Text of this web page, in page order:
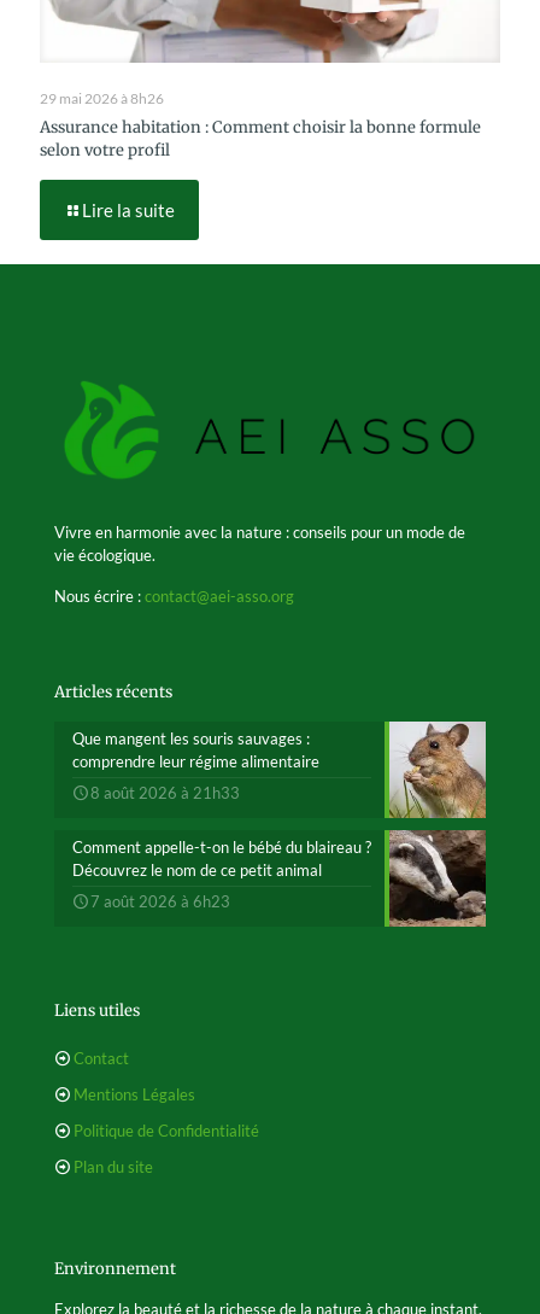
29 mai 2026 à 8h26
Assurance habitation : Comment choisir la bonne formule
selon votre profil
Lire la suite
Vivre en harmonie avec la nature : conseils pour un mode de
vie écologique.
Nous écrire :contact@aei-asso.org
Articles récents
Que mangent les souris sauvages :
comprendre leur régime alimentaire
8 août 2026 à 21h33
Comment appelle-t-on le bébé du blaireau ?
Découvrez le nom de ce petit animal
7 août 2026 à 6h23
Liens utiles
Contact
Mentions Légales
Politique de Confidentialité
Plan du site
Environnement
Explorez la beauté et la richesse de la nature à chaque instant.